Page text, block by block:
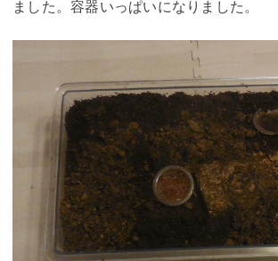
ました。容器いっぱいになりました。